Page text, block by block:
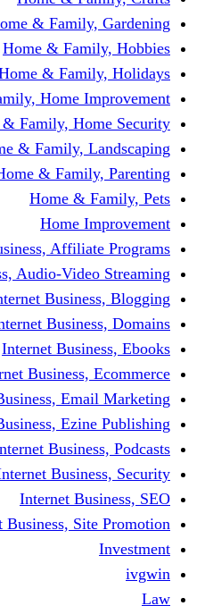
Home &
Home &
Home &
Home & Family, Home
Home & Family,
Home & Family,
Home &
Home &
Home
Internet Business,
Internet Business, Audio-
Internet
Internet
Internet
Internet Business,
Internet Business,
Internet Business,
Internet
Internet
Internet
Internet Business,